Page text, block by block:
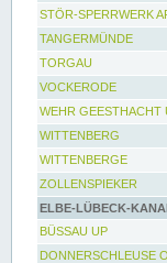
STÖR-SPERRWERK
TANGERMÜNDE
TORGAU
VOCKERODE
WEHR GEESTHACHT
WITTENBERG
WITTENBERGE
ZOLLENSPIEKER
ELBE-LÜBECK-
BÜSSAU UP
DONNERSCHLEUSE